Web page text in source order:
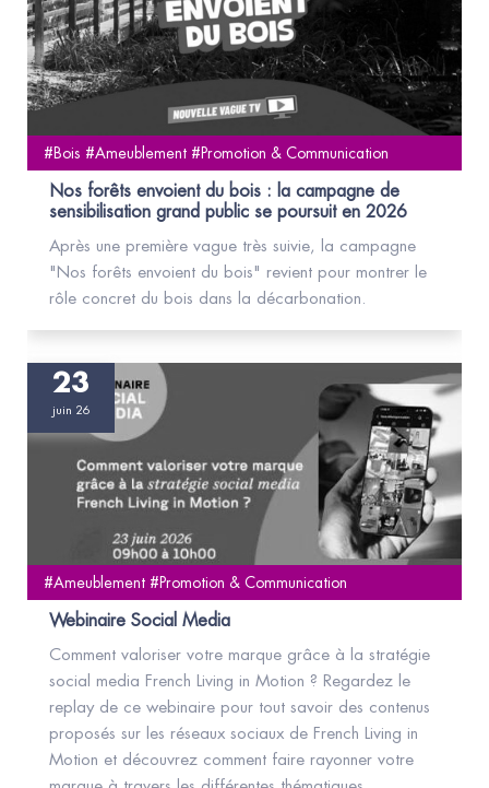
#Bois #Ameublement #Promotion & Communication
Nos forêts envoient du bois : la campagne de
sensibilisation grand public se poursuit en 2026
Après une première vague très suivie, la campagne
"Nos forêts envoient du bois" revient pour montrer le
rôle concret du bois dans la décarbonation.
23
juin 26
#Ameublement #Promotion & Communication
Webinaire Social Media
Comment valoriser votre marque grâce à la stratégie
social media French Living in Motion ? Regardez le
replay de ce webinaire pour tout savoir des contenus
proposés sur les réseaux sociaux de French Living in
Motion et découvrez comment faire rayonner votre